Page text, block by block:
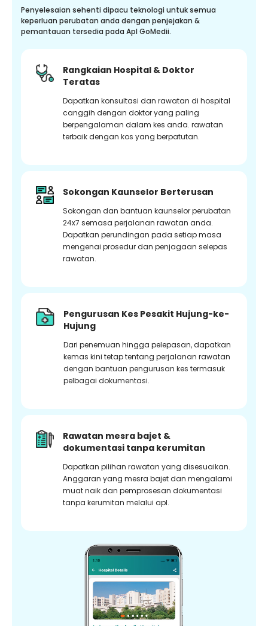
Penyelesaian sehenti dipacu teknologi untuk semua
keperluan perubatan anda dengan penjejakan &
pemantauan tersedia pada Apl GoMedii.
Rangkaian Hospital & Doktor
Teratas
Dapatkan konsultasi dan rawatan di hospital
canggih dengan doktor yang paling
berpengalaman dalam kes anda. rawatan
terbaik dengan kos yang berpatutan.
Sokongan Kaunselor Berterusan
Sokongan dan bantuan kaunselor perubatan
24x7 semasa perjalanan rawatan anda.
Dapatkan perundingan pada setiap masa
mengenai prosedur dan penjagaan selepas
rawatan.
Pengurusan Kes Pesakit Hujung-ke-
Hujung
Dari penemuan hingga pelepasan, dapatkan
kemas kini tetap tentang perjalanan rawatan
dengan bantuan pengurusan kes termasuk
pelbagai dokumentasi.
Rawatan mesra bajet &
dokumentasi tanpa kerumitan
Dapatkan pilihan rawatan yang disesuaikan.
Anggaran yang mesra bajet dan mengalami
muat naik dan pemprosesan dokumentasi
tanpa kerumitan melalui apl.